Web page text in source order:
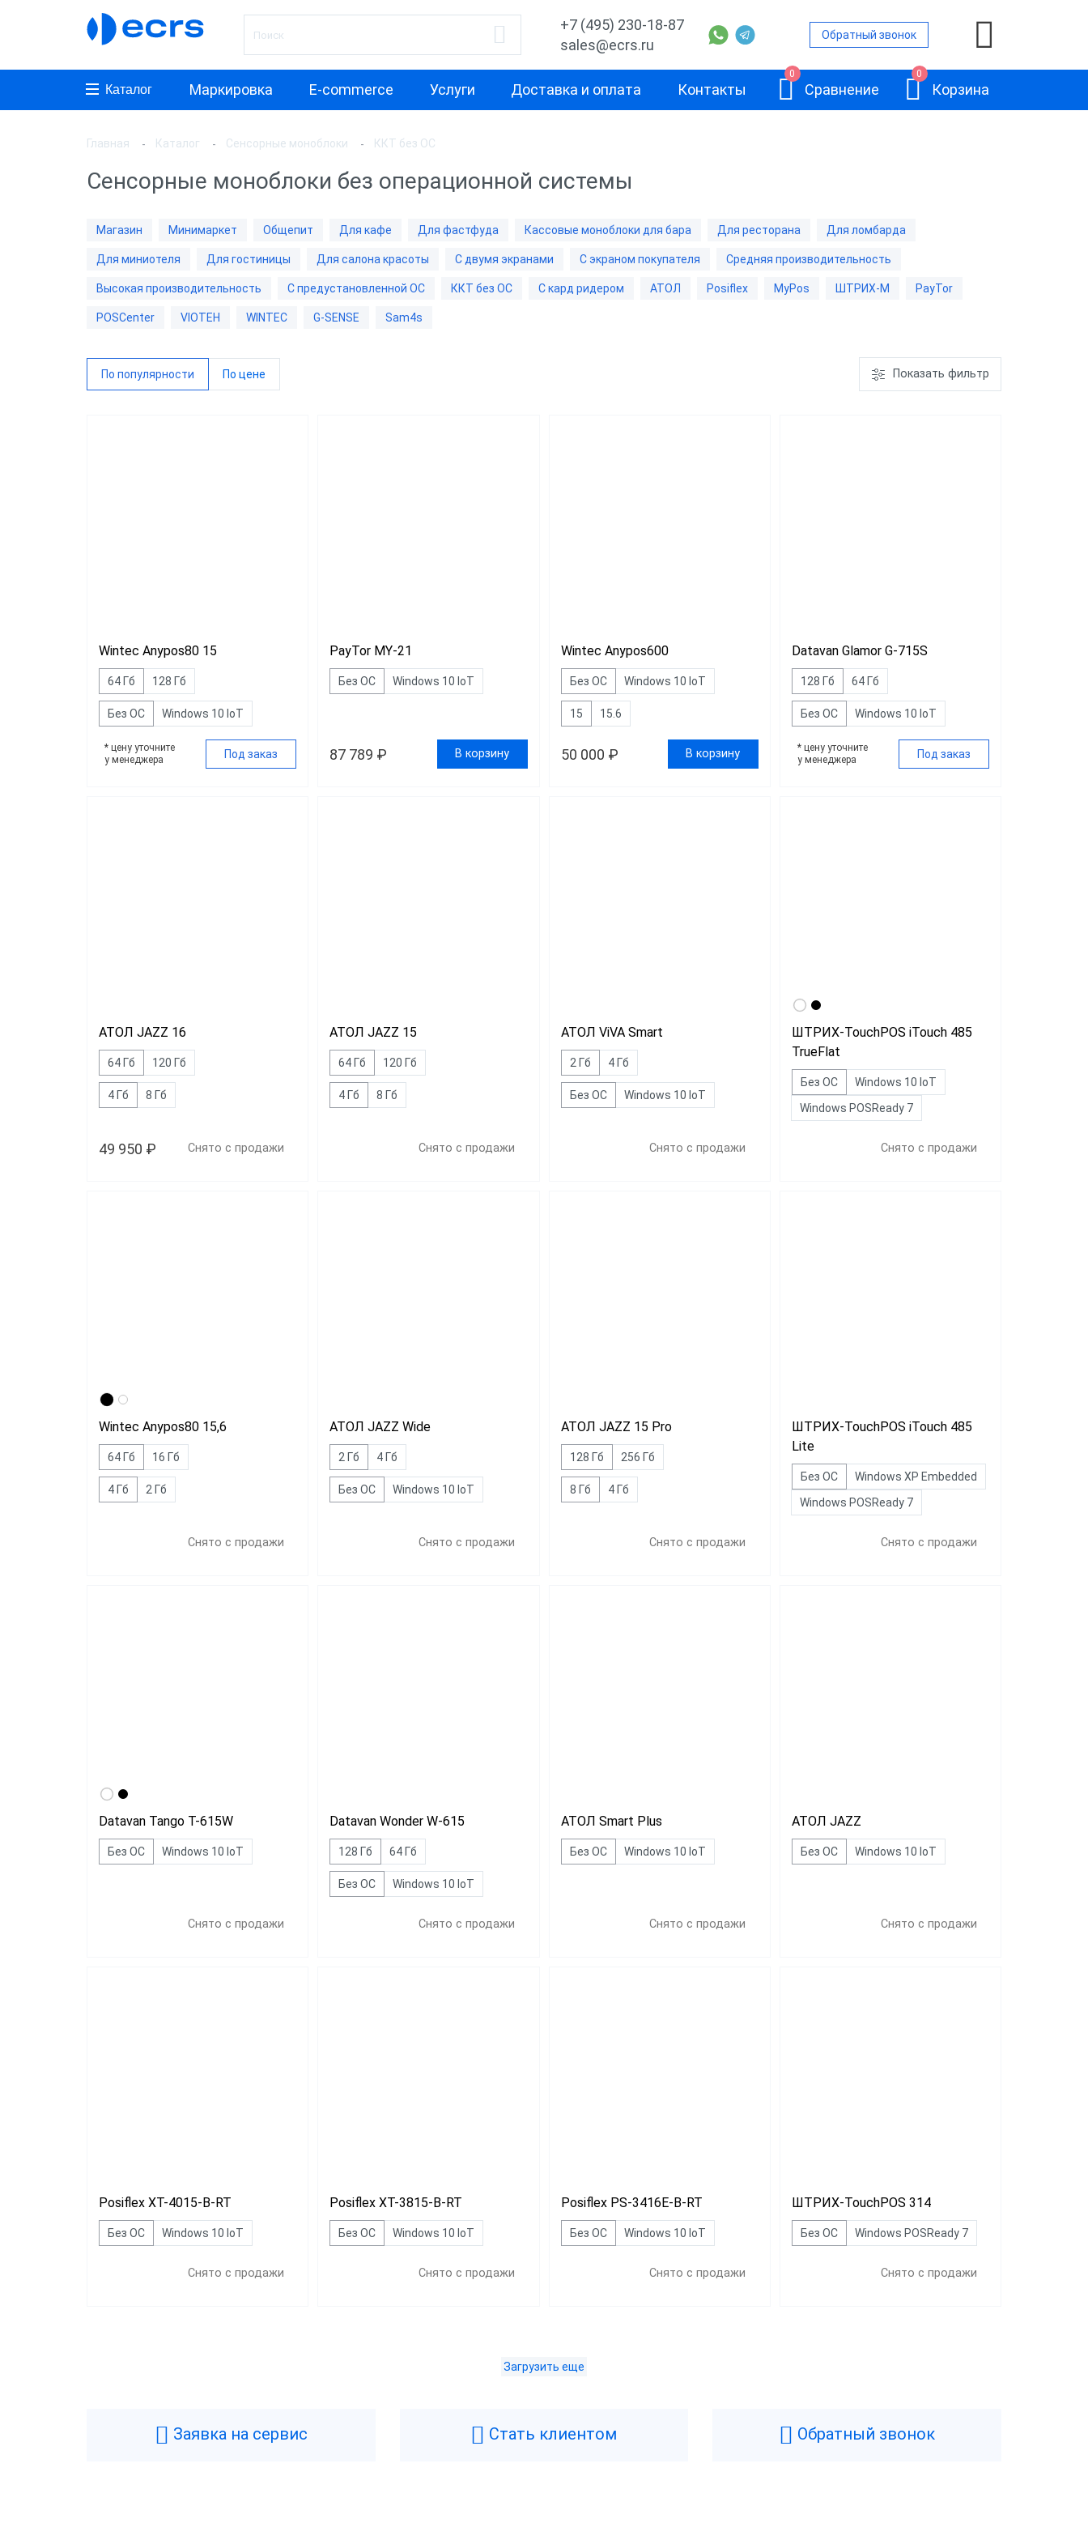
+7 (495) 230-18-87
sales@ecrs.ru
Обратный звонок
Каталог Маркировка E-commerce Услуги Доставка и оплата Контакты
0
Сравнение
0
Корзина
Производитель
АТОЛ
PayTor
Для кафе
для бара
производительность
С предустановленной ОС
Главная Каталог Сенсорные моноблоки ККТ без ОС
Сенсорные моноблоки без операционной системы
Магазин Минимаркет Общепит Для кафе Для фастфуда Кассовые моноблоки для бара Для ресторана Для ломбарда
Для миниотеля Для гостиницы Для салона красоты С двумя экранами С экраном покупателя Средняя производительность
Высокая производительность С предустановленной ОС ККТ без ОС С кард ридером АТОЛ Posiflex MyPos ШТРИХ-М PayTor
POSCenter VIOTEH WINTEC G-SENSE Sam4s
По популярности По цене Показать фильтр
Wintec Anypos80 15
64 Гб 128 Гб
Без ОС Windows 10 IoT
* цену уточните
у менеджера
Под заказ
PayTor MY-21
Без ОС Windows 10 IoT
87 789 ₽ В корзину
Wintec Anypos600
Без ОС Windows 10 IoT
15 15.6
50 000 ₽ В корзину
Datavan Glamor G-715S
128 Гб 64 Гб
Без ОС Windows 10 IoT
* цену уточните
у менеджера
Под заказ
АТОЛ JAZZ 16
64 Гб 120 Гб
4 Гб 8 Гб
49 950 ₽ Снято с продажи
АТОЛ JAZZ 15
64 Гб 120 Гб
4 Гб 8 Гб
Снято с продажи
АТОЛ ViVA Smart
2 Гб 4 Гб
Без ОС Windows 10 IoT
Снято с продажи
ШТРИХ-TouchPOS iTouch 485
TrueFlat
Без ОС
Windows 10 IoT
Windows POSReady 7
Снято с продажи
Wintec Anypos80 15,6
64 Гб 16 Гб
4 Гб 2 Гб
Снято с продажи
АТОЛ JAZZ Wide
2 Гб 4 Гб
Без ОС Windows 10 IoT
Снято с продажи
АТОЛ JAZZ 15 Pro
128 Гб 256 Гб
8 Гб 4 Гб
Снято с продажи
ШТРИХ-TouchPOS iTouch 485
Lite
Без ОС
Windows XP Embedded
Windows POSReady 7
Снято с продажи
Datavan Tango T-615W
Без ОС Windows 10 IoT
Снято с продажи
Datavan Wonder W-615
128 Гб 64 Гб
Без ОС Windows 10 IoT
Снято с продажи
АТОЛ Smart Plus
Без ОС Windows 10 IoT
Снято с продажи
АТОЛ JAZZ
Без ОС Windows 10 IoT
Снято с продажи
Posiflex XT-4015-B-RT
Без ОС Windows 10 IoT
Снято с продажи
Posiflex XT-3815-B-RT
Без ОС Windows 10 IoT
Снято с продажи
Posiflex PS-3416E-B-RT
Без ОС Windows 10 IoT
Снято с продажи
ШТРИХ-TouchPOS 314
Без ОС Windows POSReady 7
Снято с продажи
Загрузить еще
Заявка на сервис Стать клиентом Обратный звонок